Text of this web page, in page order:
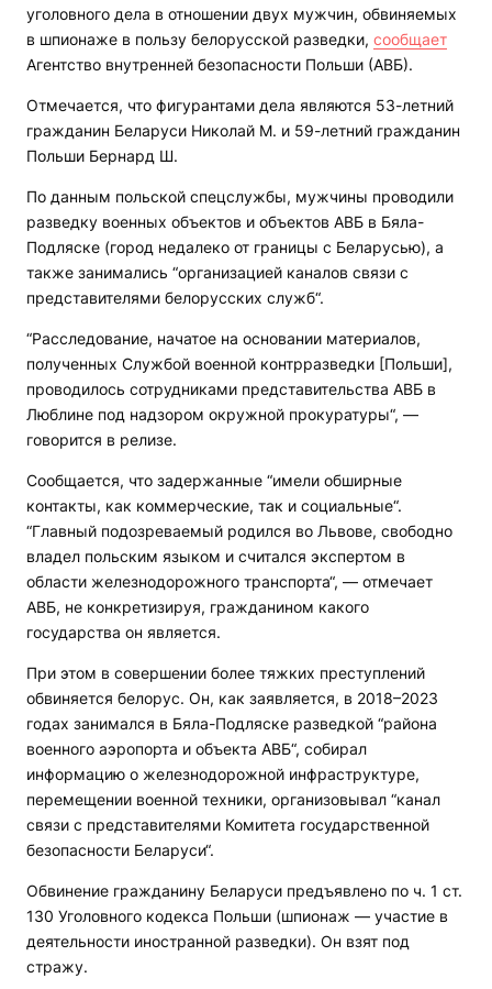
уголовного дела в отношении двух мужчин, обвиняемых
в шпионаже в пользу белорусской разведки, сообщает
Агентство внутренней безопасности Польши (АВБ).
Отмечается, что фигурантами дела являются 53-летний
гражданин Беларуси Николай М. и 59-летний гражданин
Польши Бернард Ш.
По данным польской спецслужбы, мужчины проводили
разведку военных объектов и объектов АВБ в Бяла-
Подляске (город недалеко от границы с Беларусью), а
также занимались “организацией каналов связи с
представителями белорусских служб“.
“Расследование, начатое на основании материалов,
полученных Службой военной контрразведки [Польши],
проводилось сотрудниками представительства АВБ в
Люблине под надзором окружной прокуратуры“, —
говорится в релизе.
Сообщается, что задержанные “имели обширные
контакты, как коммерческие, так и социальные“.
“Главный подозреваемый родился во Львове, свободно
владел польским языком и считался экспертом в
области железнодорожного транспорта“, — отмечает
АВБ, не конкретизируя, гражданином какого
государства он является.
При этом в совершении более тяжких преступлений
обвиняется белорус. Он, как заявляется, в 2018–2023
годах занимался в Бяла-Подляске разведкой “района
военного аэропорта и объекта АВБ“, собирал
информацию о железнодорожной инфраструктуре,
перемещении военной техники, организовывал “канал
связи с представителями Комитета государственной
безопасности Беларуси“.
Обвинение гражданину Беларуси предъявлено по ч. 1 ст.
130 Уголовного кодекса Польши (шпионаж — участие в
деятельности иностранной разведки). Он взят под
стражу.